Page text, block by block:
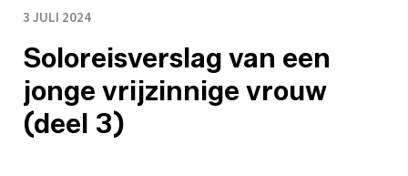
3 JULI 2024
Soloreisverslag van een
jonge vrijzinnige vrouw
(deel 3)